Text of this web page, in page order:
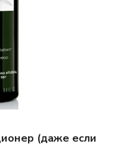
(даже если